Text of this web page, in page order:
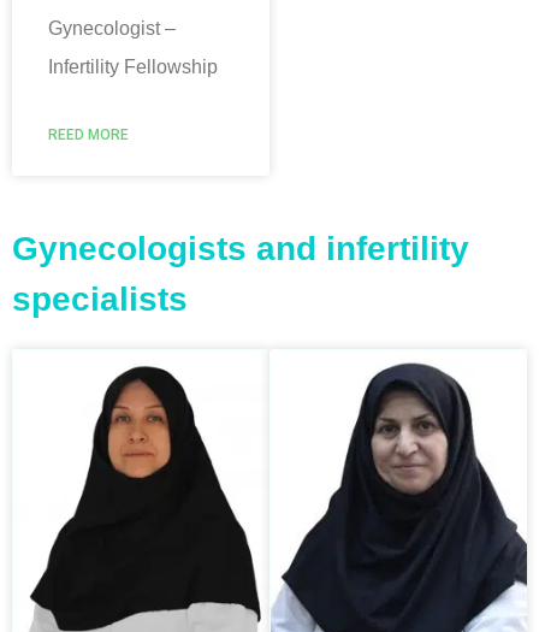
Gynecologist –
Infertility Fellowship
REED MORE
Gynecologists and infertility
specialists